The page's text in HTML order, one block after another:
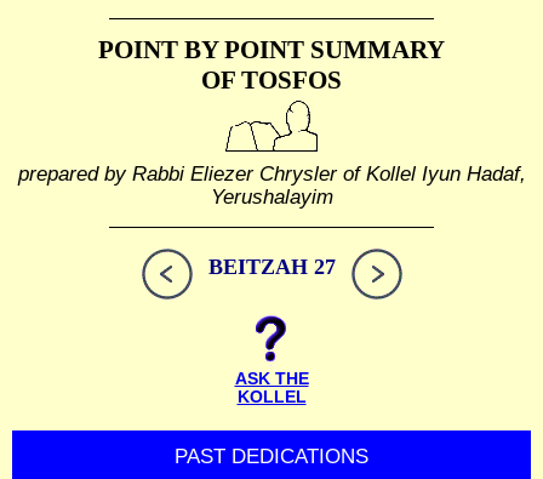
POINT BY POINT SUMMARY
OF TOSFOS
prepared by Rabbi Eliezer Chrysler of Kollel Iyun Hadaf,
Yerushalayim
BEITZAH 27
ASK THE
KOLLEL
PAST DEDICATIONS